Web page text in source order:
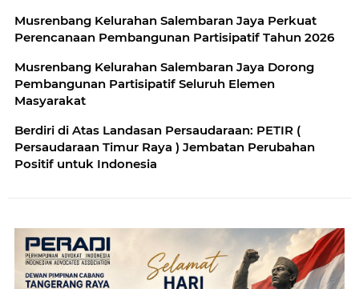
Musrenbang Kelurahan Salembaran Jaya Perkuat
Perencanaan Pembangunan Partisipatif Tahun 2026
Musrenbang Kelurahan Salembaran Jaya Dorong
Pembangunan Partisipatif Seluruh Elemen
Masyarakat
Berdiri di Atas Landasan Persaudaraan: PETIR (
Persaudaraan Timur Raya ) Jembatan Perubahan
Positif untuk Indonesia